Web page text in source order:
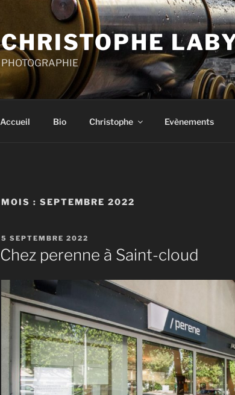
CHRISTOPHE
PHOTOGRAPHIE
Accueil Bio Christophe Evènements
MOIS : SEPTEMBRE 2022
PUBLIÉ
LE
5 SEPTEMBRE 2022
Chez perenne à Saint-cloud